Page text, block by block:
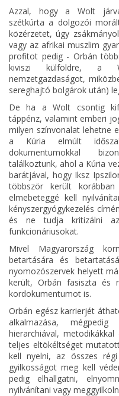
Azzal, hogy a Wolt
szétkúrta a dolgozói
közérzetet, úgy
vagy az afrikai muszlim
profitot pedig - Orbán
kiviszi külföldre, a
nemzetgazdaságot,
sereghajtó bolgárok után)
De ha a Wolt csontig
táppénz, valamint emberi
milyen színvonalat lehetne
a Kúria elmúlt
dokumentumokkal
találkoztunk, ahol a Kúria
barátjával, hogy Iksz
többször került
elmebeteggé kell
kényszergyógykezelés
és ne tudja kritizálni
funkcionáriusokat.
Mivel Magyarország
betartására és
nyomozószervek helyett
került, Orbán fasiszta és
kordokumentumot is.
Orbán egész karrierjét
alkalmazása,
hierarchiával,
teljes eltökéltséget
kell nyelni, az összes
gyilkosságot meg kell
pedig elhallgatni,
nyilvánítani vagy